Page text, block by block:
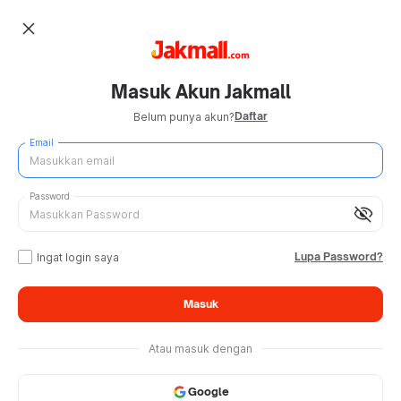
close
Masuk Akun Jakmall
Belum punya akun?Daftar
Email
visibility_off
Password
Ingat login saya Lupa Password?
Masuk
Atau masuk dengan
Google